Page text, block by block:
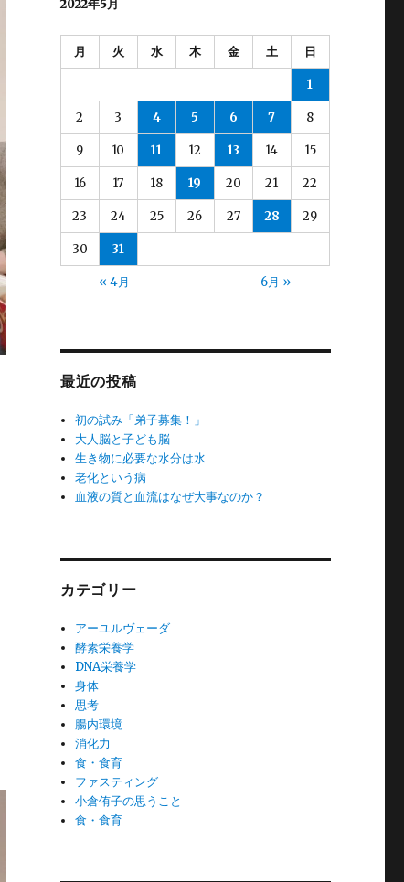
2022年5月
月 火 水 木 金 土 日
1
2 3 4 5 6 7 8
9 10 11 12 13 14 15
16 17 18 19 20 21 22
23 24 25 26 27 28 29
30 31
« 4月 6月 »
最近の投稿
初の試み「弟子募集！」
大人脳と子ども脳
生き物に必要な水分は水
老化という病
血液の質と血流はなぜ大事なのか？
カテゴリー
アーユルヴェーダ
酵素栄養学
DNA栄養学
身体
思考
腸内環境
消化力
食・食育
ファスティング
小倉侑子の思うこと
食・食育